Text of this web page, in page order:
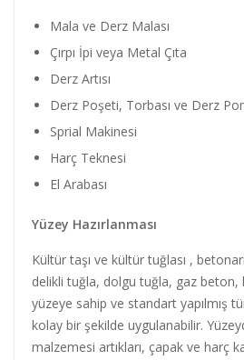
Mala ve Derz Malası
Çırpı İpi veya Metal Çıta
Derz Artısı
Derz Poşeti, Torbası ve Derz
Sprial Makinesi
Harç Teknesi
El Arabası
Yüzey Hazırlanması
Kültür taşı ve kültür tuğlası ,
delikli tuğla, dolgu tuğla, gaz beton,
yüzeye sahip ve standart yapılmış
kolay bir şekilde uygulanabilir.
malzemesi artıkları, çapak ve harç